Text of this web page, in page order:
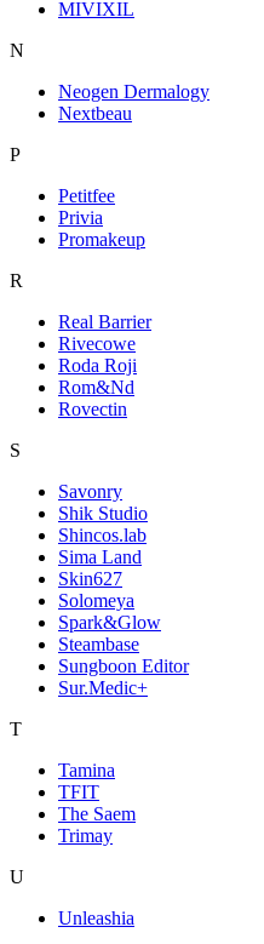
MIVIXIL
N
Neogen Dermalogy
Nextbeau
P
Petitfee
Privia
Promakeup
R
Real Barrier
Rivecowe
Roda Roji
Rom&Nd
Rovectin
S
Savonry
Shik Studio
Shincos.lab
Sima Land
Skin627
Solomeya
Spark&Glow
Steambase
Sungboon Editor
Sur.Medic+
T
Tamina
TFIT
The Saem
Trimay
U
Unleashia